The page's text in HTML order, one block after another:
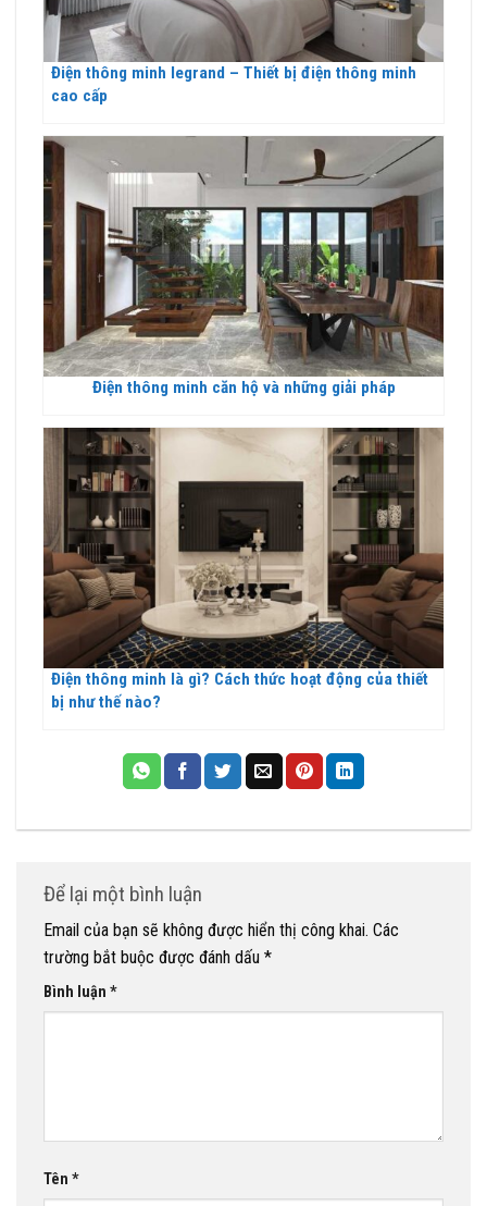
Điện thông minh legrand – Thiết bị điện thông minh
cao cấp
Điện thông minh căn hộ và những giải pháp
Điện thông minh là gì? Cách thức hoạt động của thiết
bị như thế nào?
Để lại một bình luận
Email của bạn sẽ không được hiển thị công khai. Các
trường bắt buộc được đánh dấu *
Bình luận *
Tên *